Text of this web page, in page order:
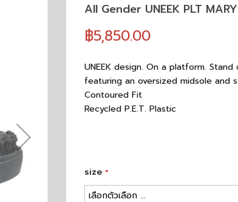
All Gender UNEEK PLT
฿5,850.00
UNEEK design. On a platform.
featuring an oversized midsole and
Contoured Fit
Recycled P.E.T. Plastic
size